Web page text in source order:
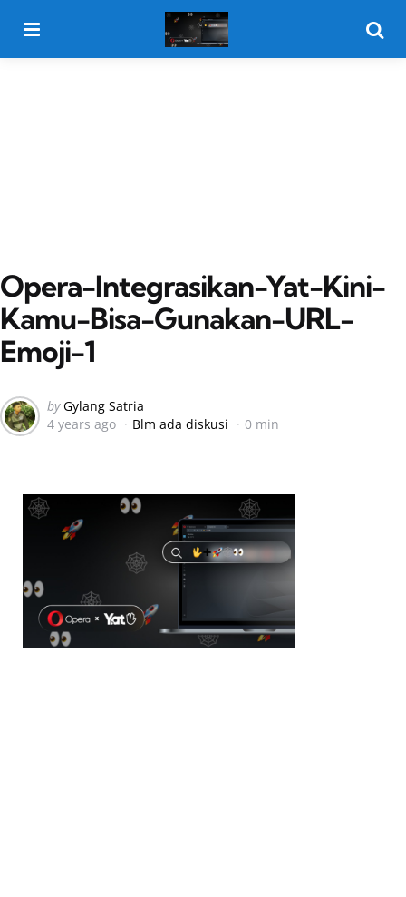
Opera-Integrasikan-Yat-Kini-
Kamu-Bisa-Gunakan-URL-
Emoji-1
Posted
by
by Gylang Satria
4 years ago
Blm ada diskusi 0 min